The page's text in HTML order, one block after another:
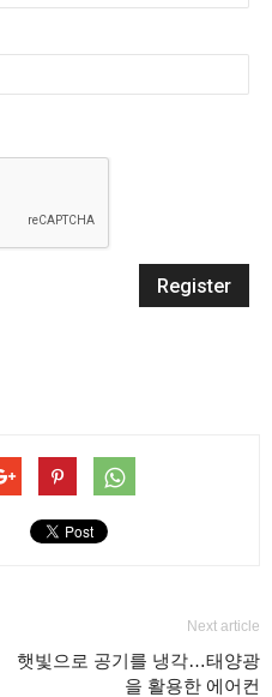
Next article
햇빛으로 공기를 냉각…태양광
을 활용한 에어컨